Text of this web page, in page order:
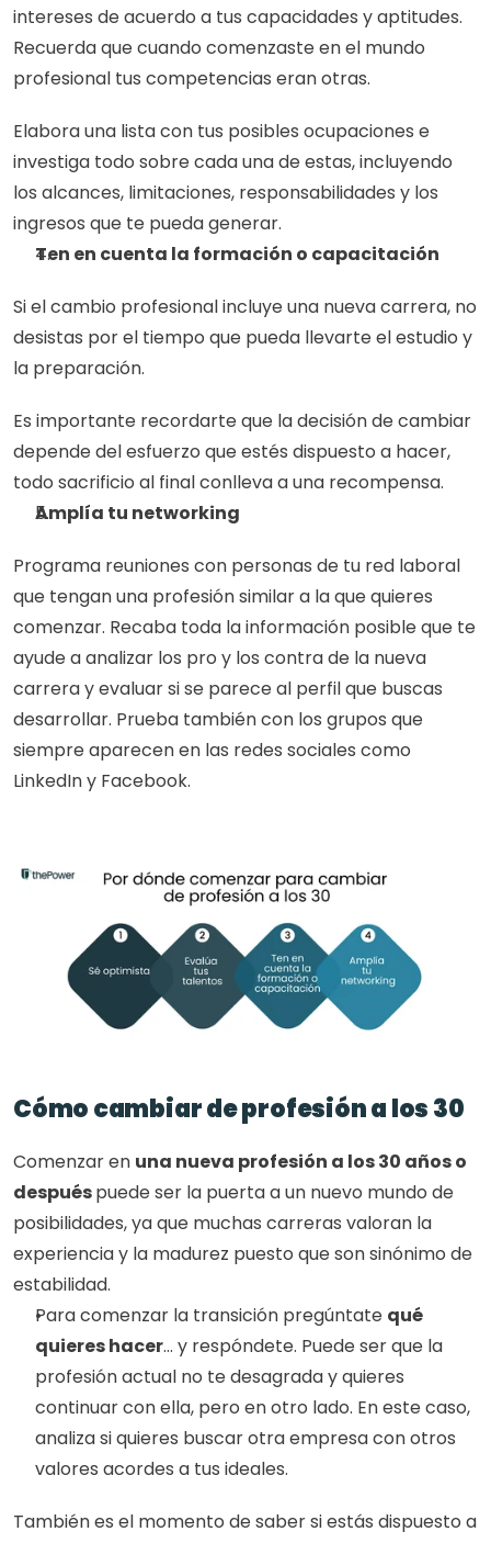
intereses de acuerdo a tus capacidades y aptitudes.
Recuerda que cuando comenzaste en el mundo
profesional tus competencias eran otras.
Elabora una lista con tus posibles ocupaciones e
investiga todo sobre cada una de estas, incluyendo
los alcances, limitaciones, responsabilidades y los
ingresos que te pueda generar.
Ten en cuenta la formación o capacitación
Si el cambio profesional incluye una nueva carrera, no
desistas por el tiempo que pueda llevarte el estudio y
la preparación.
Es importante recordarte que la decisión de cambiar
depende del esfuerzo que estés dispuesto a hacer,
todo sacrificio al final conlleva a una recompensa.
Amplía tu networking
Programa reuniones con personas de tu red laboral
que tengan una profesión similar a la que quieres
comenzar. Recaba toda la información posible que te
ayude a analizar los pro y los contra de la nueva
carrera y evaluar si se parece al perfil que buscas
desarrollar. Prueba también con los grupos que
siempre aparecen en las redes sociales como
LinkedIn y Facebook.
Cómo cambiar de profesión a los 30
Comenzar en una nueva profesión a los 30 años o
después puede ser la puerta a un nuevo mundo de
posibilidades, ya que muchas carreras valoran la
experiencia y la madurez puesto que son sinónimo de
estabilidad.
Para comenzar la transición pregúntate qué
quieres hacer… y respóndete. Puede ser que la
profesión actual no te desagrada y quieres
continuar con ella, pero en otro lado. En este caso,
analiza si quieres buscar otra empresa con otros
valores acordes a tus ideales.
También es el momento de saber si estás dispuesto a